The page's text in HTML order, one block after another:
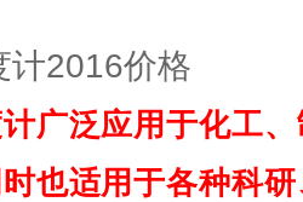
计2016价格
广泛应用于化工
也适用于各种科